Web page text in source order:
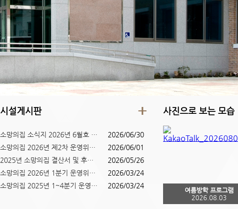
시설게시판
소망의집 소식지 2026년 6월호 (...
2026/06/30
소망의집 2026년 제2차 운영위원...
2026/06/01
2025년 소망의집 결산서 및 후원...
2026/05/26
소망의집 2026년 1분기 운영위원...
2026/03/24
소망의집 2025년 1~4분기 운영위...
2026/03/24
사진으로 보는 모습
여름방학 프로그램
2026.08.03